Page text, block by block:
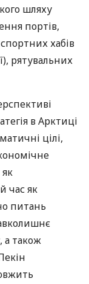
шляху
портів,
хабів
рятувальних
в Арктиці
цілі,
як
час як
питань
а також